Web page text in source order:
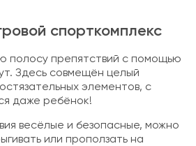
спорткомплекс
полосу препятствий с помощью
Здесь совмещён целый
элементов, с
даже ребёнок!
весёлые и безопасные, можно
или проползать на